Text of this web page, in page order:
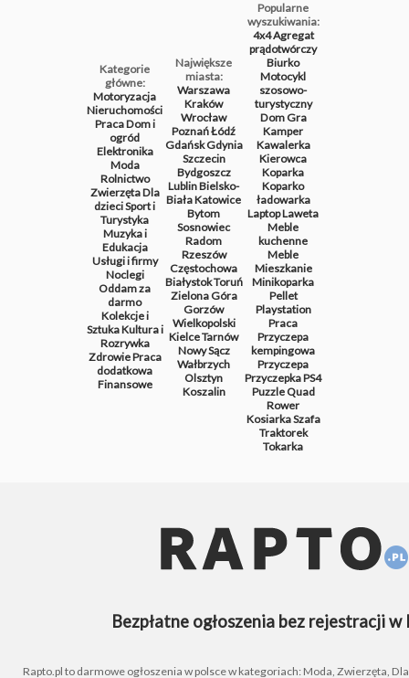
Kategorie
główne:
Motoryzacja
Nieruchomości
PracaDom i
ogród
Elektronika
Moda
Rolnictwo
ZwierzętaDla
dzieciSport i
Turystyka
Muzyka i
Edukacja
Usługi i firmy
Noclegi
Oddam za
darmo
Kolekcje i
SztukaKultura i
Rozrywka
ZdrowiePraca
dodatkowa
Finansowe
Największe
miasta:
Warszawa
Kraków
Wrocław
PoznańŁódź
GdańskGdynia
Szczecin
Bydgoszcz
LublinBielsko-
BiałaKatowice
Bytom
Sosnowiec
Radom
Rzeszów
Częstochowa
BiałystokToruń
Zielona Góra
Gorzów
Wielkopolski
KielceTarnów
Nowy Sącz
Wałbrzych
Olsztyn
Koszalin
Popularne
wyszukiwania:
4x4Agregat
prądotwórczy
Biurko
Motocykl
szosowo-
turystyczny
DomGra
Kamper
Kawalerka
Kierowca
Koparka
Koparko
ładowarka
LaptopLaweta
Meble
kuchenne
Meble
Mieszkanie
Minikoparka
Pellet
Playstation
Praca
Przyczepa
kempingowa
Przyczepa
PrzyczepkaPS4
PuzzleQuad
Rower
KosiarkaSzafa
Traktorek
Tokarka
Bezpłatne ogłoszenia bez rejestracji w
Rapto.pl to darmowe ogłoszenia w polsce w kategoriach: Moda, Zwierzęta, Dla